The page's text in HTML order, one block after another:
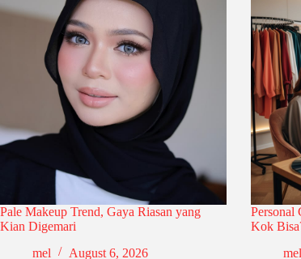
Pale Makeup Trend, Gaya Riasan yang
Kian Digemari
mel
August 6, 2026
Personal
Kok
mel